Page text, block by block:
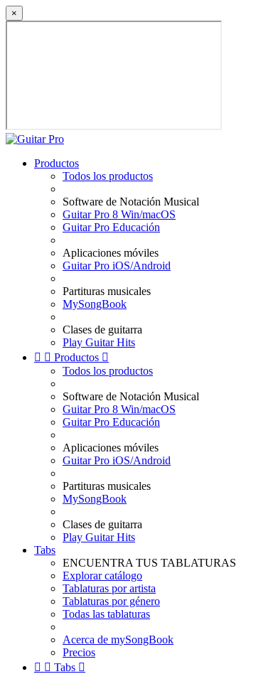
×
Productos
Todos los productos
Software de Notación Musical
Guitar Pro 8 Win/macOS
Guitar Pro Educación
Aplicaciones móviles
Guitar Pro iOS/Android
Partituras musicales
MySongBook
Clases de guitarra
Play Guitar Hits
  Productos 
Todos los productos
Software de Notación Musical
Guitar Pro 8 Win/macOS
Guitar Pro Educación
Aplicaciones móviles
Guitar Pro iOS/Android
Partituras musicales
MySongBook
Clases de guitarra
Play Guitar Hits
Tabs
ENCUENTRA TUS TABLATURAS
Explorar catálogo
Tablaturas por artista
Tablaturas por género
Todas las tablaturas
Acerca de mySongBook
Precios
  Tabs 